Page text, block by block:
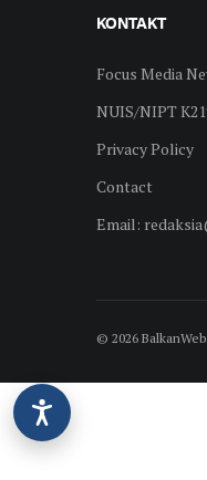
KONTAKT
Focus Media
NUIS/NIPT
Privacy Policy
Contact
Email:
© 2026